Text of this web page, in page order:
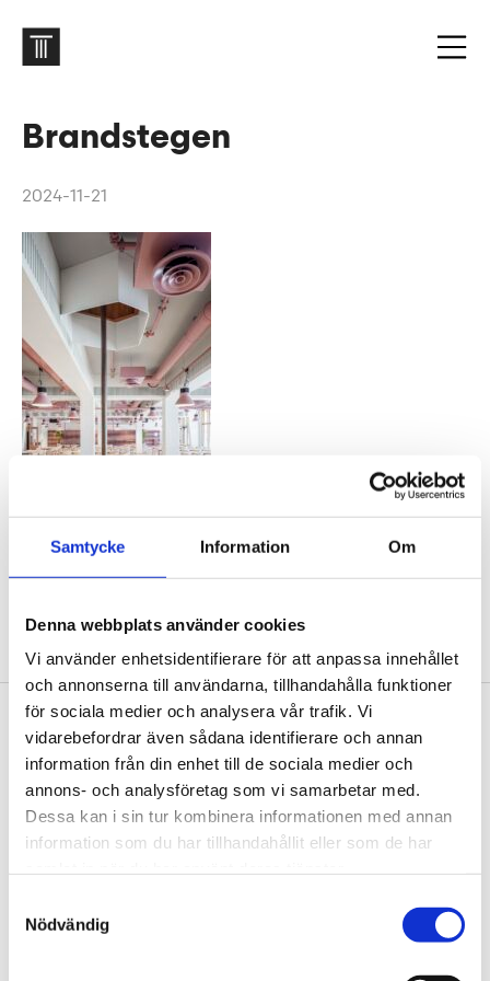
Samtycke Information Om
Denna webbplats använder cookies
Vi använder enhetsidentifierare för att anpassa innehållet
och annonserna till användarna, tillhandahålla funktioner
för sociala medier och analysera vår trafik. Vi
vidarebefordrar även sådana identifierare och annan
information från din enhet till de sociala medier och
annons- och analysföretag som vi samarbetar med.
Dessa kan i sin tur kombinera informationen med annan
information som du har tillhandahållit eller som de har
Nödvändig
Brandstegen
2024-11-21
Footer
Contact us
Welcome to Tengbom! Whatever your question or
enquiry, we look forward to hearing from you.
We are Tengbom
We create sustainable and beautiful architecture
that strenghtens our clients as well as our society.